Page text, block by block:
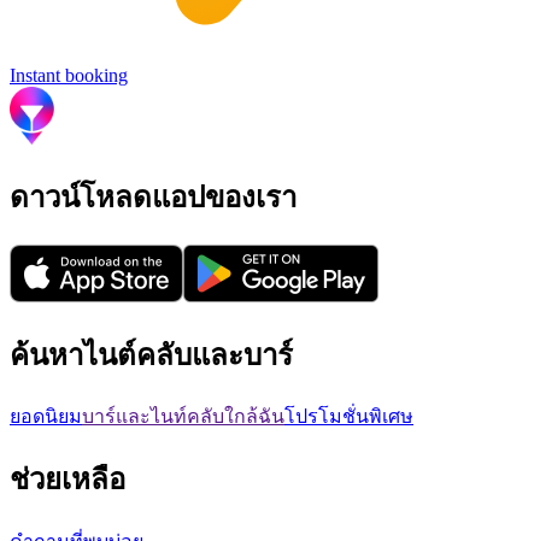
Instant booking
ดาวน์โหลดแอปของเรา
ค้นหาไนต์คลับและบาร์
ยอดนิยมบาร์และไนท์คลับใกล้ฉันโปรโมชั่นพิเศษ
ช่วยเหลือ